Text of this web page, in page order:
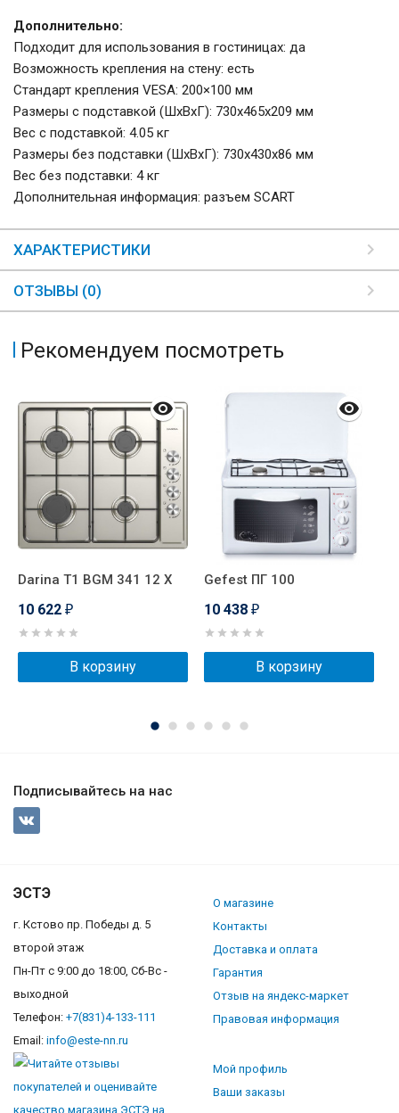
Дополнительно:
Подходит для использования в гостиницах: да
Возможность крепления на стену: есть
Стандарт крепления VESA: 200×100 мм
Размеры с подставкой (ШxВxГ): 730x465x209 мм
Вес с подставкой: 4.05 кг
Размеры без подставки (ШxВxГ): 730x430x86 мм
Вес без подставки: 4 кг
Дополнительная информация: разъем SCART
ХАРАКТЕРИСТИКИ
ОТЗЫВЫ (0)
Рекомендуем посмотреть
Darina T1 BGM 341 12 X
10 622 ₽
В корзину
Gefest ПГ 100
10 438 ₽
В корзину
Подписывайтесь на нас
ЭСТЭ
г. Кстово пр. Победы д. 5
второй этаж
Пн-Пт с 9:00 до 18:00, Сб-Вс -
выходной
Телефон: +7(831)4-133-111
Email: info@este-nn.ru
О магазине
Контакты
Доставка и оплата
Гарантия
Отзыв на яндекс-маркет
Правовая информация
Мой профиль
Ваши заказы